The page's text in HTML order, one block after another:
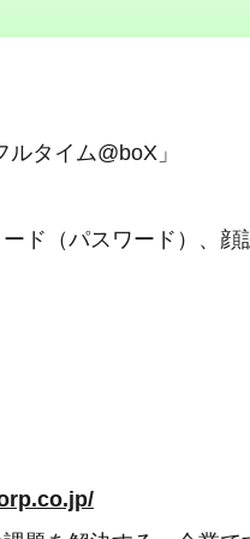
タイム@boX」
ド（パスワード）、顔